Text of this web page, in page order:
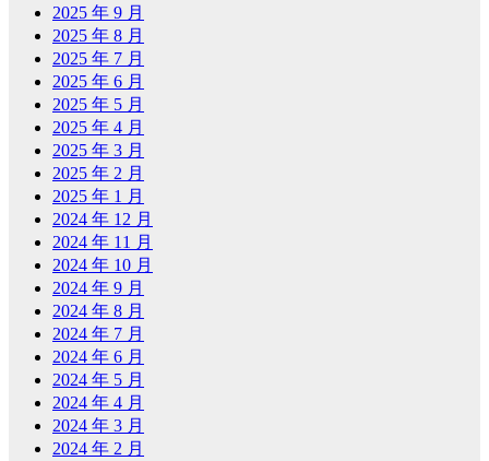
2025 年 9 月
2025 年 8 月
2025 年 7 月
2025 年 6 月
2025 年 5 月
2025 年 4 月
2025 年 3 月
2025 年 2 月
2025 年 1 月
2024 年 12 月
2024 年 11 月
2024 年 10 月
2024 年 9 月
2024 年 8 月
2024 年 7 月
2024 年 6 月
2024 年 5 月
2024 年 4 月
2024 年 3 月
2024 年 2 月